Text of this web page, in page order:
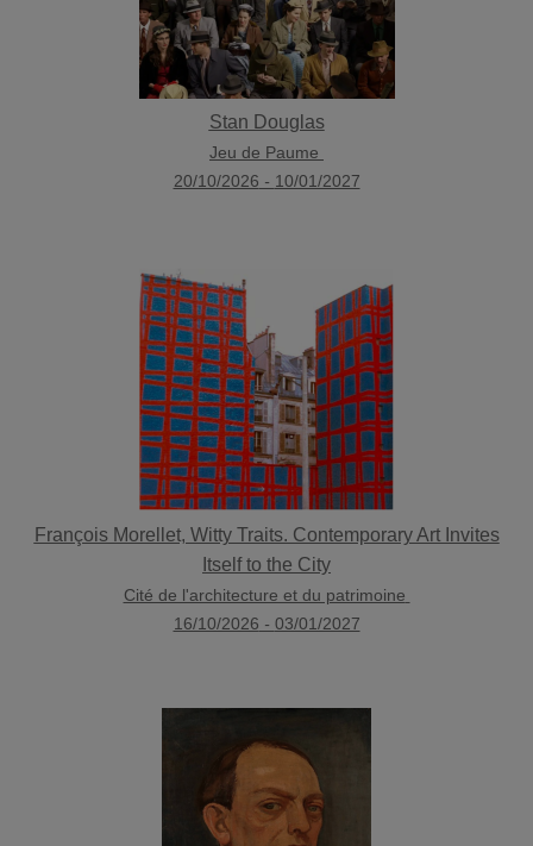
Stan Douglas
Jeu de Paume
20/10/2026 - 10/01/2027
François Morellet, Witty Traits. Contemporary Art Invites
Itself to the City
Cité de l'architecture et du patrimoine
16/10/2026 - 03/01/2027